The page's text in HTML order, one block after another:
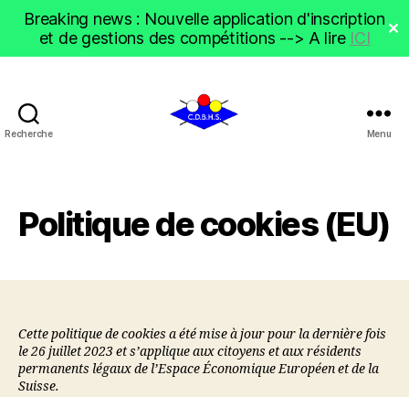
Breaking news : Nouvelle application d'inscription
et de gestions des compétitions --> A lire ICI ✕
Recherche Menu
Politique de cookies (EU)
Cette politique de cookies a été mise à jour pour la dernière fois
le 26 juillet 2023 et s’applique aux citoyens et aux résidents
permanents légaux de l’Espace Économique Européen et de la
Suisse.